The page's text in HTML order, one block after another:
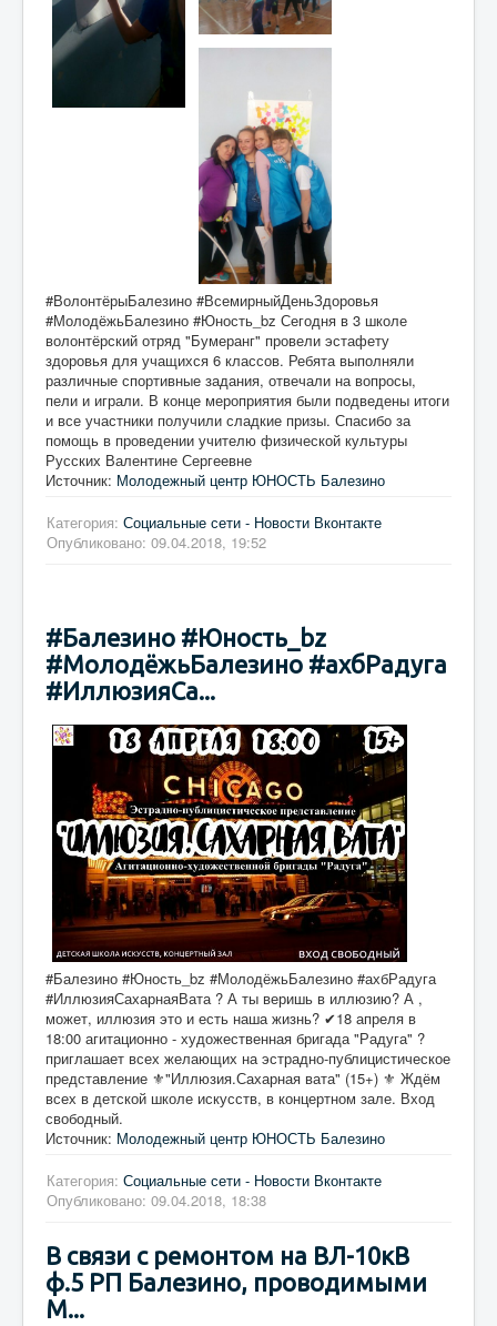
#ВолонтёрыБалезино #ВсемирныйДеньЗдоровья
#МолодёжьБалезино #Юность_bz Сегодня в 3 школе
волонтёрский отряд "Бумеранг" провели эстафету
здоровья для учащихся 6 классов. Ребята выполняли
различные спортивные задания, отвечали на вопросы,
пели и играли. В конце мероприятия были подведены итоги
и все участники получили сладкие призы. Спасибо за
помощь в проведении учителю физической культуры
Русских Валентине Сергеевне
Источник: Молодежный центр ЮНОСТЬ Балезино
Категория: Социальные сети - Новости Вконтакте
Опубликовано: 09.04.2018, 19:52
#Балезино #Юность_bz
#МолодёжьБалезино #ахбРадуга
#ИллюзияСа...
#Балезино #Юность_bz #МолодёжьБалезино #ахбРадуга
#ИллюзияСахарнаяВата ? А ты веришь в иллюзию? А ,
может, иллюзия это и есть наша жизнь? ✔18 апреля в
18:00 агитационно - художественная бригада "Радуга" ?
приглашает всех желающих на эстрадно-публицистическое
представление ⚜"Иллюзия.Сахарная вата" (15+) ⚜ Ждём
всех в детской школе искусств, в концертном зале. Вход
свободный.
Источник: Молодежный центр ЮНОСТЬ Балезино
Категория: Социальные сети - Новости Вконтакте
Опубликовано: 09.04.2018, 18:38
В связи с ремонтом на ВЛ-10кВ
ф.5 РП Балезино, проводимыми
М...